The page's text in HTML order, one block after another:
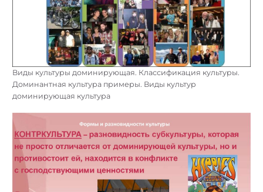
Виды культуры доминирующая. Классификация культуры.
Доминантная культура примеры. Виды культур
доминирующая культура